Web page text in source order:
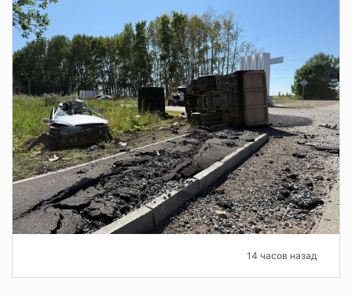
14 часов назад